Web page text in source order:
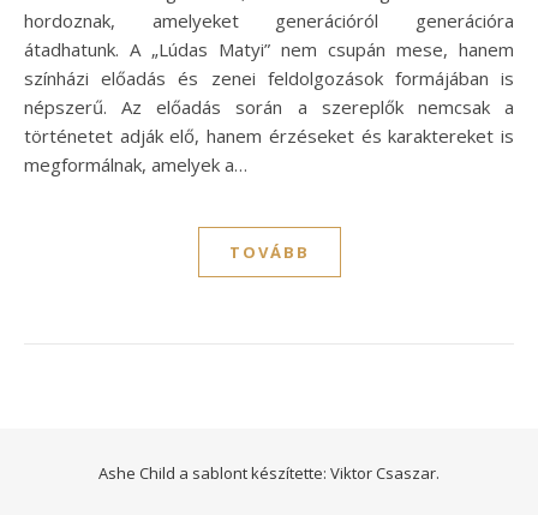
hordoznak, amelyeket generációról generációra
átadhatunk. A „Lúdas Matyi” nem csupán mese, hanem
színházi előadás és zenei feldolgozások formájában is
népszerű. Az előadás során a szereplők nemcsak a
történetet adják elő, hanem érzéseket és karaktereket is
megformálnak, amelyek a…
TOVÁBB
Ashe Child a sablont készítette: Viktor Csaszar.